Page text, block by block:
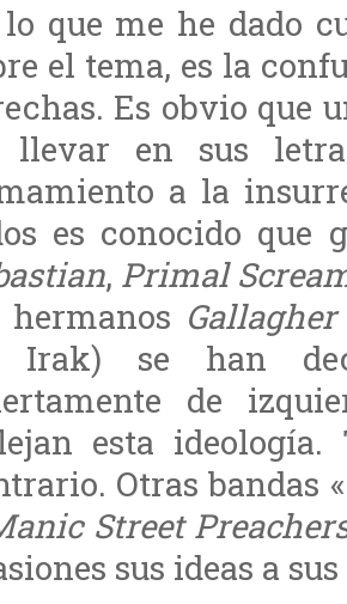
lo que me he dado
el tema, es la
Es obvio que
llevar en sus
a la
es conocido que
, Primal
hermanos Gallagher
Irak) se han
de
esta ideología.
Otras bandas
Street
sus ideas a